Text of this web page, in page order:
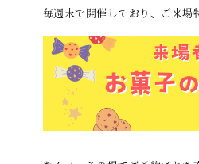
毎週末で開催しており、ご来場